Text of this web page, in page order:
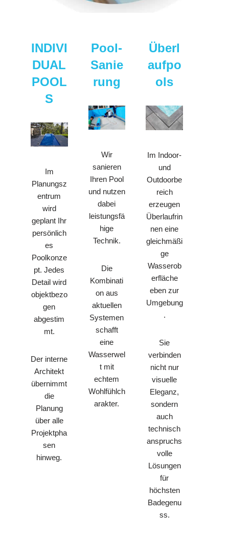
INDIVI
DUAL
POOL
S
Im
Planungsz
entrum
wird
geplant Ihr
persönlich
es
Poolkonze
pt. Jedes
Detail wird
objektbezo
gen
abgestim
mt.
Der interne
Architekt
übernimmt
die
Planung
über alle
Projektpha
sen
hinweg.
Pool-
Sanie
rung
Wir
sanieren
Ihren Pool
und nutzen
dabei
leistungsfä
hige
Technik.
Die
Kombinati
on aus
aktuellen
Systemen
schafft
eine
Wasserwel
t mit
echtem
Wohlfühlch
arakter.
Überl
aufpo
ols
Im Indoor-
und
Outdoorbe
reich
erzeugen
Überlaufrin
nen eine
gleichmäßi
ge
Wasserob
erfläche
eben zur
Umgebung
.
Sie
verbinden
nicht nur
visuelle
Eleganz,
sondern
auch
technisch
anspruchs
volle
Lösungen
für
höchsten
Badegenu
ss.